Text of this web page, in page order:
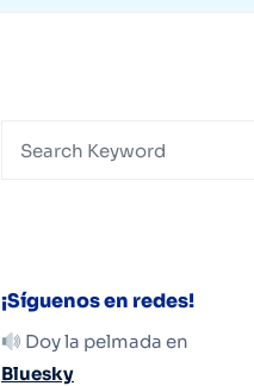
¡Síguenos en redes!
Doy la pelmada en
Bluesky